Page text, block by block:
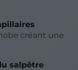
créant une
salpêtre